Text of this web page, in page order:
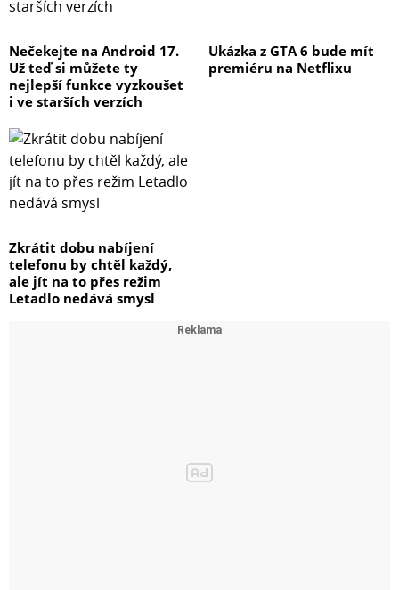
Nečekejte na Android 17.
Už teď si můžete ty
nejlepší funkce vyzkoušet
i ve starších verzích
Ukázka z GTA 6 bude mít
premiéru na Netflixu
Zkrátit dobu nabíjení
telefonu by chtěl každý,
ale jít na to přes režim
Letadlo nedává smysl